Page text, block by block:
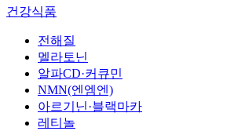
건강식품
전해질
멜라토닌
알파CD·커큐민
NMN(엔엠엔)
아르기닌·블랙마카
레티놀